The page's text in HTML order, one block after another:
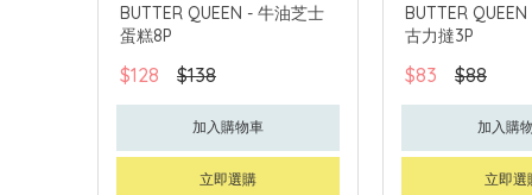
BUTTER QUEEN - 牛油芝士
蛋糕8P
$128 $138
加入購物車
立即選購
BUTTER
古力撻3P
$83 $88
加入購
立即選